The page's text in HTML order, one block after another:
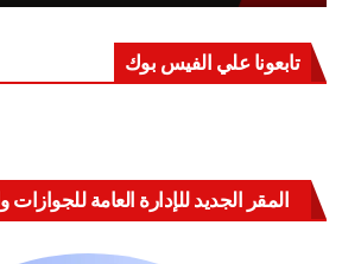
تابعونا علي الفيس بوك
المقر الجديد للإدارة العامة للجوازات